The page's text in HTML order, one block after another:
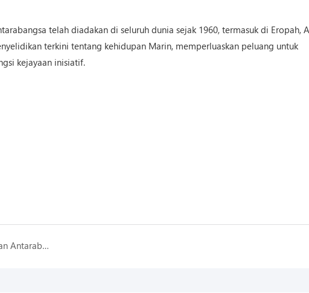
telah diadakan di seluruh dunia sejak 1960, termasuk di Eropah,
terkini tentang kehidupan Marin, memperluaskan peluang untuk
kejayaan inisiatif.
CIPS (Pertunjukan Haiwan Kesayangan Antarabangsa China)